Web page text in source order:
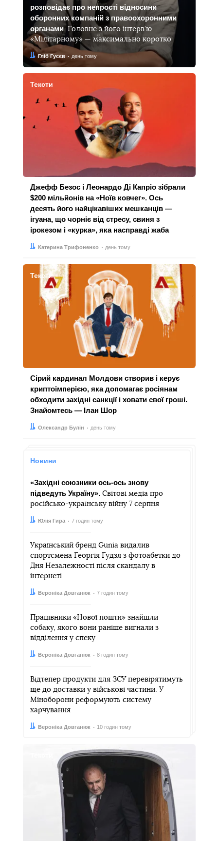
розповідає про непрості відносини
оборонних компаній з правоохоронними
органами. Головне з його інтерв’ю
«Мілітарному» — максимально коротко
Автор:
Гліб Гусєв
Дата: день тому
Тексти
Джефф Безос і Леонардо Ді Капріо зібрали
$200 мільйонів на «Ноїв ковчег». Ось
десять його найцікавіших мешканців —
ігуана, що чорніє від стресу, свиня з
ірокезом і «курка», яка насправді жаба
Автор:
Катерина Трифоненко
Дата: день тому
Тексти
Сірий кардинал Молдови створив і керує
криптоімперією, яка допомагає росіянам
обходити західні санкції і ховати свої гроші.
Знайомтесь — Ілан Шор
Автор:
Олександр Булін
Дата: день тому
Новини
«Західні союзники ось-ось знову
підведуть Україну». Світові медіа про
російсько-українську війну 7 серпня
Автор:
Юлія Гира
Дата: 7 годин тому
Український бренд Gunia видалив
спортсмена Ґеоргія Ґудзя з фотоабетки до
Дня Незалежності після скандалу в
інтернеті
Автор:
Вероніка Довганюк
Дата: 7 годин тому
Працівники «Нової пошти» знайшли
собаку, якого вони раніше вигнали з
відділення у спеку
Автор:
Вероніка Довганюк
Дата: 8 годин тому
Відтепер продукти для ЗСУ перевірятимуть
ще до доставки у військові частини. У
Міноборони реформують систему
харчування
Автор:
Вероніка Довганюк
Дата: 10 годин тому